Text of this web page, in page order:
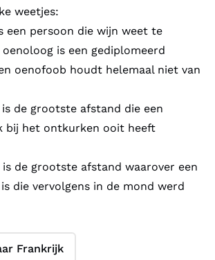
weetjes:
een persoon die wijn weet te
is een gediplomeerd
oenofoob houdt helemaal niet van
de grootste afstand die een
bij het ontkurken ooit heeft
de grootste afstand waarover een
die vervolgens in de mond werd
Frankrijk